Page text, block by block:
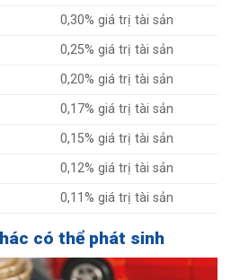
0,30% giá trị tài sản
0,25% giá trị tài sản
0,20% giá trị tài sản
0,17% giá trị tài sản
0,15% giá trị tài sản
0,12% giá trị tài sản
0,11% giá trị tài sản
có thể phát sinh